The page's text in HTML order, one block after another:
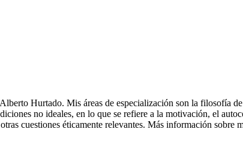
Hurtado. Mis áreas de especialización son la filosofía
no ideales, en lo que se refiere a la motivación, el
cuestiones éticamente relevantes. Más información sobre